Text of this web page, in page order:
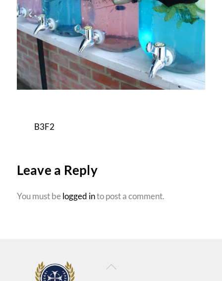
B3F2
Leave a Reply
You must belogged into post a comment.
Back